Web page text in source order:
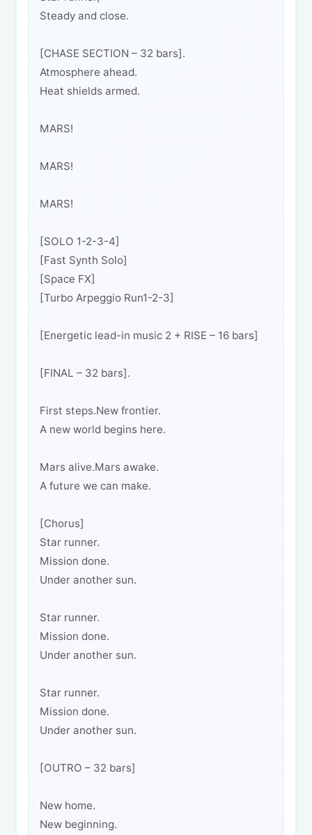
Steady and close.
[CHASE SECTION – 32 bars].
Atmosphere ahead.
Heat shields armed.
MARS!
MARS!
MARS!
[SOLO 1-2-3-4]
[Fast Synth Solo]
[Space FX]
[Turbo Arpeggio Run1-2-3]
[Energetic lead-in music 2 + RISE – 16 bars]
[FINAL – 32 bars].
First steps.New frontier.
A new world begins here.
Mars alive.Mars awake.
A future we can make.
[Chorus]
Star runner.
Mission done.
Under another sun.
Star runner.
Mission done.
Under another sun.
Star runner.
Mission done.
Under another sun.
[OUTRO – 32 bars]
New home.
New beginning.